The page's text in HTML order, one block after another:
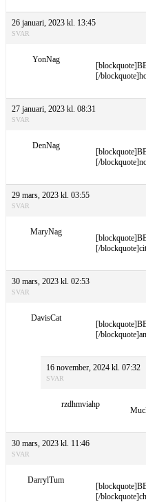
26 januari, 2023 kl. 13:45
SVAR
YonNag
[/
27 januari, 2023 kl. 08:31
SVAR
DenNag
[/
29 mars, 2023 kl. 03:55
SVAR
MaryNag
[/
30 mars, 2023 kl. 02:53
SVAR
DavisCat
[/
16 november, 2024 kl. 07:32
SVAR
rzdhmviahp
30 mars, 2023 kl. 11:46
SVAR
DarrylTum
[/